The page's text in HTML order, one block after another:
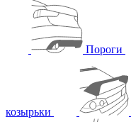
Пороги
козырьки